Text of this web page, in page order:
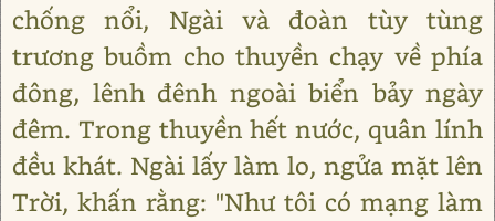
chống nổi, Ngài và đoàn tùy tùng
trương buồm cho thuyền chạy về phía
đông, lênh đênh ngoài biển bảy ngày
đêm. Trong thuyền hết nước, quân lính
đều khát. Ngài lấy làm lo, ngửa mặt lên
Trời, khấn rằng: "Như tôi có mạng làm